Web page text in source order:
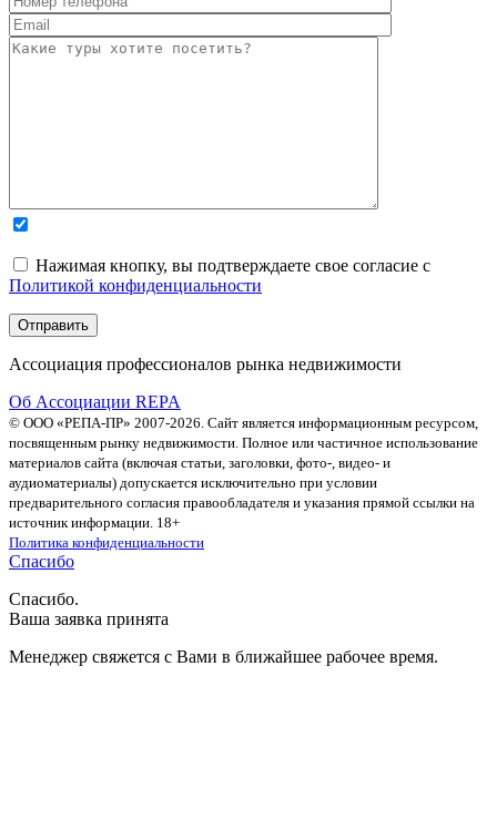
Нажимая кнопку, вы подтверждаете свое согласие с
Политикой конфиденциальности
Ассоциация профессионалов рынка недвижимости
Об Ассоциации REPA
© ООО «РЕПА-ПР» 2007-2026. Сайт является информационным ресурсом,
посвященным рынку недвижимости. Полное или частичное использование
материалов сайта (включая статьи, заголовки, фото-, видео- и
аудиоматериалы) допускается исключительно при условии
предварительного согласия правообладателя и указания прямой ссылки на
источник информации. 18+
Политика конфиденциальности
Спасибо
Спасибо.
Ваша заявка принята
Менеджер свяжется с Вами в ближайшее рабочее время.